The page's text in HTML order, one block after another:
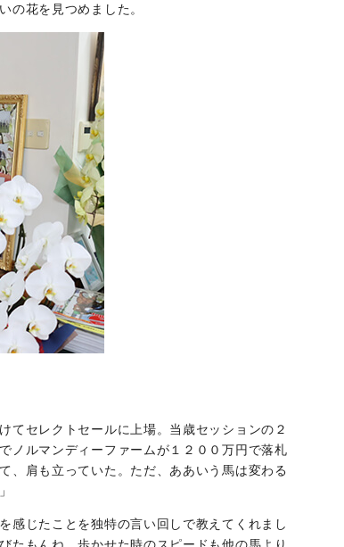
の花を見つめました。
てセレクトセールに上場。当歳セッションの２
ノルマンディーファームが１２００万円で落札
、肩も立っていた。ただ、ああいう馬は変わる
感じたことを独特の言い回しで教えてくれまし